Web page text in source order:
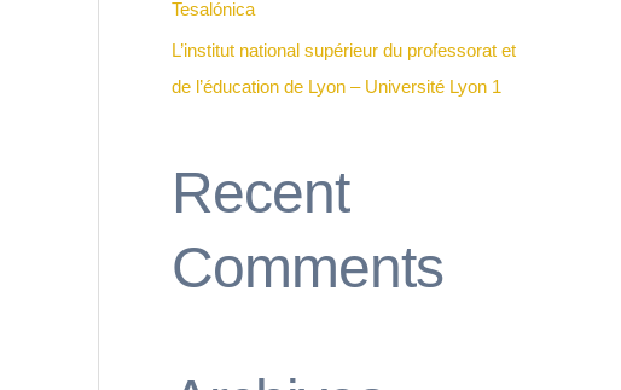
Tesalónica
L’institut national supérieur du professorat et
de l’éducation de Lyon – Université Lyon 1
Recent
Comments